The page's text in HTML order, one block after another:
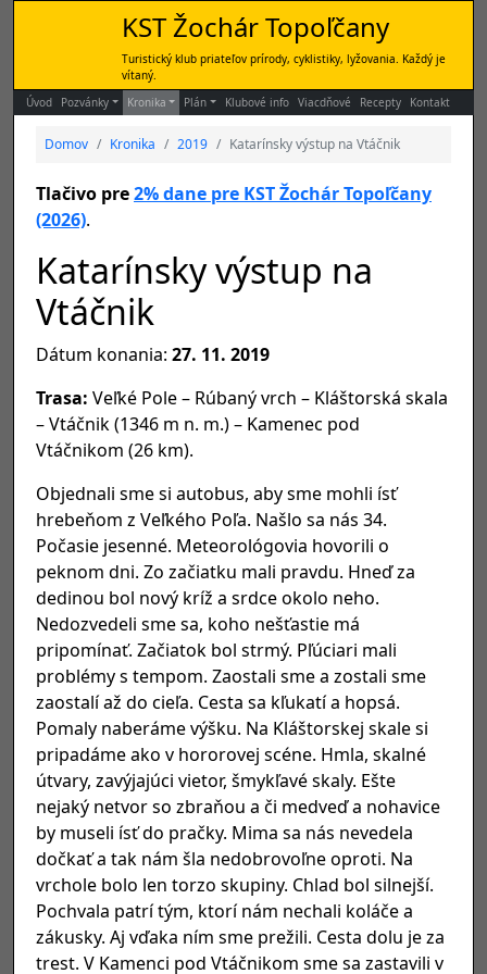
KST Žochár Topoľčany
Turistický klub priateľov prírody, cyklistiky, lyžovania. Každý je
vítaný.
Úvod
Pozvánky Kronika Plán Klubové info Viacdňové Recepty Kontakt
Domov Kronika 2019 Katarínsky výstup na Vtáčnik
Tlačivo pre2% dane pre KST Žochár Topoľčany
(2026).
Katarínsky výstup na
Vtáčnik
Dátum konania: 27. 11. 2019
Trasa: Veľké Pole – Rúbaný vrch – Kláštorská skala
– Vtáčnik (1346 m n. m.) – Kamenec pod
Vtáčnikom (26 km).
Objednali sme si autobus, aby sme mohli ísť
hrebeňom z Veľkého Poľa. Našlo sa nás 34.
Počasie jesenné. Meteorológovia hovorili o
peknom dni. Zo začiatku mali pravdu. Hneď za
dedinou bol nový kríž a srdce okolo neho.
Nedozvedeli sme sa, koho nešťastie má
pripomínať. Začiatok bol strmý. Pľúciari mali
problémy s tempom. Zaostali sme a zostali sme
zaostalí až do cieľa. Cesta sa kľukatí a hopsá.
Pomaly naberáme výšku. Na Kláštorskej skale si
pripadáme ako v hororovej scéne. Hmla, skalné
útvary, zavýjajúci vietor, šmykľavé skaly. Ešte
nejaký netvor so zbraňou a či medveď a nohavice
by museli ísť do pračky. Mima sa nás nevedela
dočkať a tak nám šla nedobrovoľne oproti. Na
vrchole bolo len torzo skupiny. Chlad bol silnejší.
Pochvala patrí tým, ktorí nám nechali koláče a
zákusky. Aj vďaka ním sme prežili. Cesta dolu je za
trest. V Kamenci pod Vtáčnikom sme sa zastavili v